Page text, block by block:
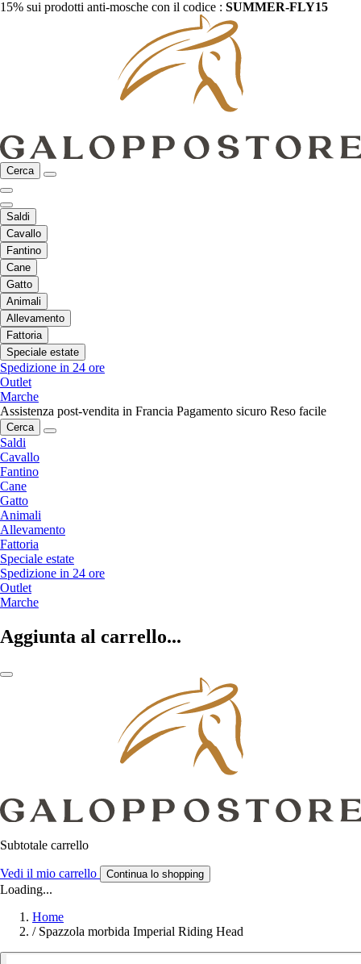
15% sui prodotti anti-mosche con il codice : SUMMER-FLY15
Cerca
Saldi
Cavallo
Fantino
Cane
Gatto
Animali
Allevamento
Fattoria
Speciale estate
Spedizione in 24 ore
Outlet
Marche
Assistenza post-vendita in Francia Pagamento sicuro Reso facile
Cerca
Saldi
Cavallo
Fantino
Cane
Gatto
Animali
Allevamento
Fattoria
Speciale estate
Spedizione in 24 ore
Outlet
Marche
Aggiunta al carrello...
Subtotale carrello
Vedi il mio carrello Continua lo shopping
Loading...
Home
/ Spazzola morbida Imperial Riding Head